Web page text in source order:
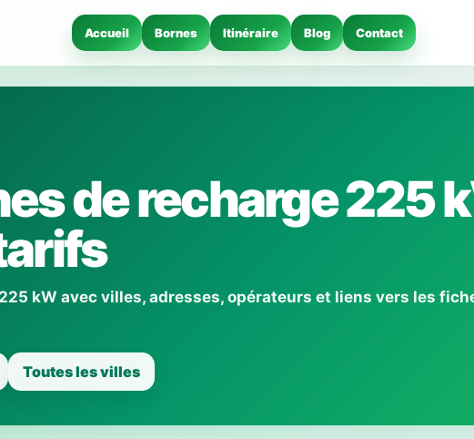
Accueil Bornes Itinéraire Blog Contact
de recharge 225
kW avec villes, adresses, opérateurs et liens vers les
Toutes les villes